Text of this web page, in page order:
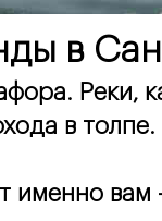
в
Реки,
в
именно